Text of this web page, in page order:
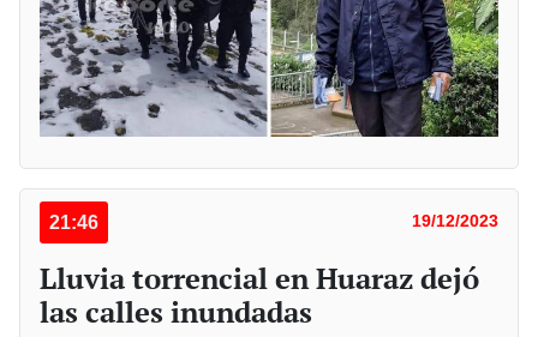
21:46 19/12/2023
Lluvia torrencial en Huaraz dejó
las calles inundadas